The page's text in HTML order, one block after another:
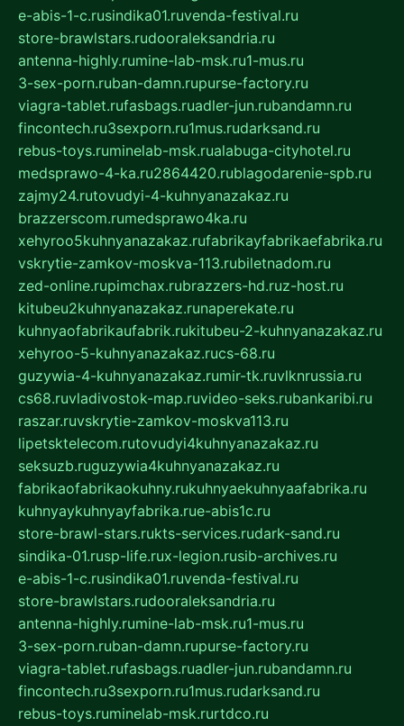
e-abis-1-c.rusindika01.ruvenda-festival.ru
store-brawlstars.rudooraleksandria.ru
antenna-highly.rumine-lab-msk.ru1-mus.ru
3-sex-porn.ruban-damn.rupurse-factory.ru
viagra-tablet.rufasbags.ruadler-jun.rubandamn.ru
fincontech.ru3sexporn.ru1mus.rudarksand.ru
rebus-toys.ruminelab-msk.rualabuga-cityhotel.ru
medsprawo-4-ka.ru2864420.rublagodarenie-spb.ru
zajmy24.rutovudyi-4-kuhnyanazakaz.ru
brazzerscom.rumedsprawo4ka.ru
xehyroo5kuhnyanazakaz.rufabrikayfabrikaefabrika.ru
vskrytie-zamkov-moskva-113.rubiletnadom.ru
zed-online.rupimchax.rubrazzers-hd.ruz-host.ru
kitubeu2kuhnyanazakaz.runaperekate.ru
kuhnyaofabrikaufabrik.rukitubeu-2-kuhnyanazakaz.ru
xehyroo-5-kuhnyanazakaz.rucs-68.ru
guzywia-4-kuhnyanazakaz.rumir-tk.ruvlknrussia.ru
cs68.ruvladivostok-map.ruvideo-seks.rubankaribi.ru
raszar.ruvskrytie-zamkov-moskva113.ru
lipetsktelecom.rutovudyi4kuhnyanazakaz.ru
seksuzb.ruguzywia4kuhnyanazakaz.ru
fabrikaofabrikaokuhny.rukuhnyaekuhnyaafabrika.ru
kuhnyaykuhnyayfabrika.rue-abis1c.ru
store-brawl-stars.rukts-services.rudark-sand.ru
sindika-01.rusp-life.rux-legion.rusib-archives.ru
e-abis-1-c.rusindika01.ruvenda-festival.ru
store-brawlstars.rudooraleksandria.ru
antenna-highly.rumine-lab-msk.ru1-mus.ru
3-sex-porn.ruban-damn.rupurse-factory.ru
viagra-tablet.rufasbags.ruadler-jun.rubandamn.ru
fincontech.ru3sexporn.ru1mus.rudarksand.ru
rebus-toys.ruminelab-msk.rurtdco.ru